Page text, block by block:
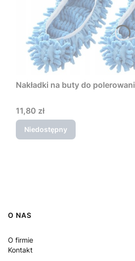
Nakładki na buty do
Cena
11,80 zł
Niedostępny
Linki w stopce
O NAS
O firmie
Kontakt